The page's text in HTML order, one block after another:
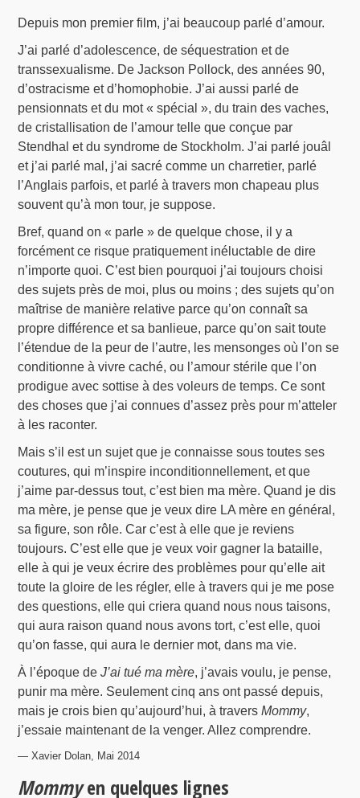
Depuis mon premier film, j’ai beaucoup parlé d’amour.
J’ai parlé d’adolescence, de séquestration et de
transsexualisme. De Jackson Pollock, des années 90,
d’ostracisme et d’homophobie. J’ai aussi parlé de
pensionnats et du mot « spécial », du train des vaches,
de cristallisation de l’amour telle que conçue par
Stendhal et du syndrome de Stockholm. J’ai parlé jouâl
et j’ai parlé mal, j’ai sacré comme un charretier, parlé
l’Anglais parfois, et parlé à travers mon chapeau plus
souvent qu’à mon tour, je suppose.
Bref, quand on « parle » de quelque chose, il y a
forcément ce risque pratiquement inéluctable de dire
n’importe quoi. C’est bien pourquoi j’ai toujours choisi
des sujets près de moi, plus ou moins ; des sujets qu’on
maîtrise de manière relative parce qu’on connaît sa
propre différence et sa banlieue, parce qu’on sait toute
l’étendue de la peur de l’autre, les mensonges où l’on se
conditionne à vivre caché, ou l’amour stérile que l’on
prodigue avec sottise à des voleurs de temps. Ce sont
des choses que j’ai connues d’assez près pour m’atteler
à les raconter.
Mais s’il est un sujet que je connaisse sous toutes ses
coutures, qui m’inspire inconditionnellement, et que
j’aime par-dessus tout, c’est bien ma mère. Quand je dis
ma mère, je pense que je veux dire LA mère en général,
sa figure, son rôle. Car c’est à elle que je reviens
toujours. C’est elle que je veux voir gagner la bataille,
elle à qui je veux écrire des problèmes pour qu’elle ait
toute la gloire de les régler, elle à travers qui je me pose
des questions, elle qui criera quand nous nous taisons,
qui aura raison quand nous avons tort, c’est elle, quoi
qu’on fasse, qui aura le dernier mot, dans ma vie.
À l’époque deJ’ai tué ma mère, j’avais voulu, je pense,
punir ma mère. Seulement cinq ans ont passé depuis,
mais je crois bien qu’aujourd’hui, à traversMommy,
j’essaie maintenant de la venger. Allez comprendre.
— Xavier Dolan, Mai 2014
Mommyen quelques lignes